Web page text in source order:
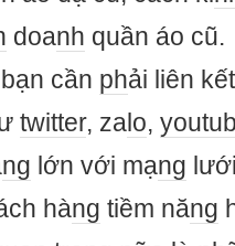
doanh quần áo cũ.
bạn cần phải liên
twitter, za lo,
ng lớn với mạng
hàng tiềm năng